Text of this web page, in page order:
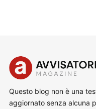
Questo blog non è una
aggiornato senza alcuna